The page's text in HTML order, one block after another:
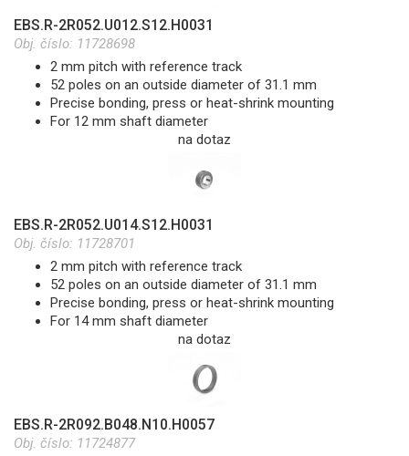
EBS.R-2R052.U012.S12.H0031
Obj. číslo: 11728698
2 mm pitch with reference track
52 poles on an outside diameter of 31.1 mm
Precise bonding, press or heat-shrink mounting
For 12 mm shaft diameter
na dotaz
EBS.R-2R052.U014.S12.H0031
Obj. číslo: 11728701
2 mm pitch with reference track
52 poles on an outside diameter of 31.1 mm
Precise bonding, press or heat-shrink mounting
For 14 mm shaft diameter
na dotaz
EBS.R-2R092.B048.N10.H0057
Obj. číslo: 11724877